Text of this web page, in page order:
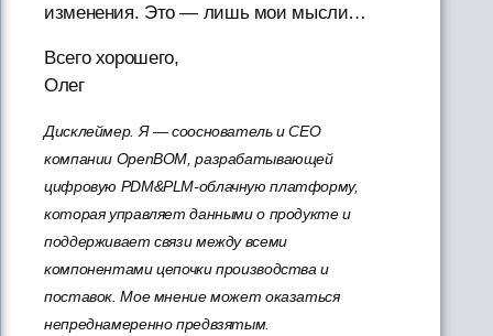
изменения. Это — лишь мои мысли…
Всего хорошего,
Олег
Дисклеймер. Я — сооснователь и СЕО
компании OpenBOM, разрабатывающей
цифровую PDM&PLM-облачную платформу,
которая управляет данными о продукте и
поддерживает связи между всеми
компонентами цепочки производства и
поставок. Мое мнение может оказаться
непреднамеренно предвзятым.